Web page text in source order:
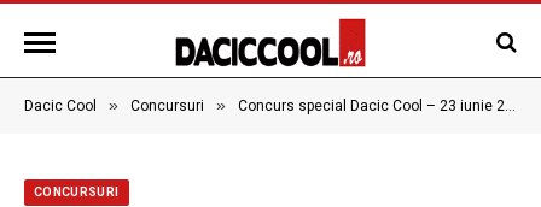
Dacic Cool » Concursuri » Concurs special Dacic Cool – 23 iunie 2018
CONCURSURI